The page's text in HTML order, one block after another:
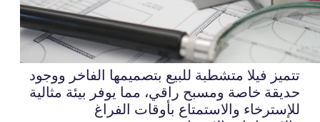
تتميز فيلا متشطبة للبيع بتصميمها الفاخر ووجود
حديقة خاصة ومسبح راقي، مما يوفر بيئة مثالية
للإسترخاء والاستمتاع بأوقات الفراغ